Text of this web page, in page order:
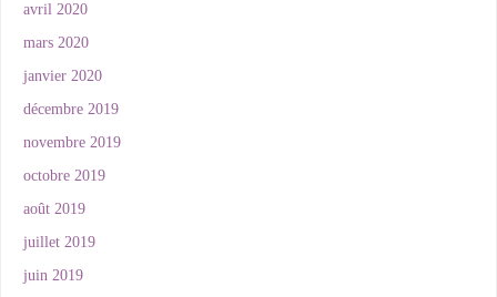
avril 2020
mars 2020
janvier 2020
décembre 2019
novembre 2019
octobre 2019
août 2019
juillet 2019
juin 2019